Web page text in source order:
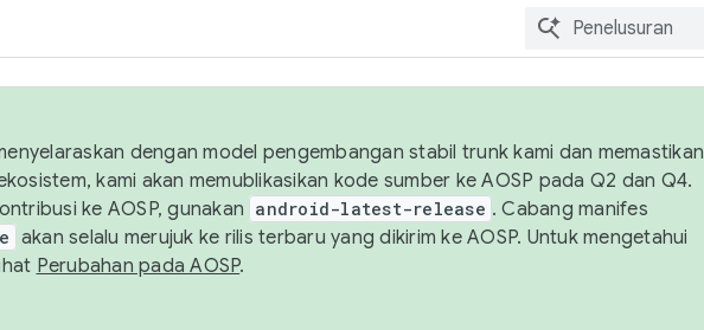
dengan model pengembangan stabil trunk kami dan memastikan
kami akan memublikasikan kode sumber ke AOSP pada Q2 dan Q4.
ke AOSP, gunakan android-latest-release . Cabang manifes
akan selalu merujuk ke rilis terbaru yang dikirim ke AOSP. Untuk mengetahui
Perubahan pada AOSP.